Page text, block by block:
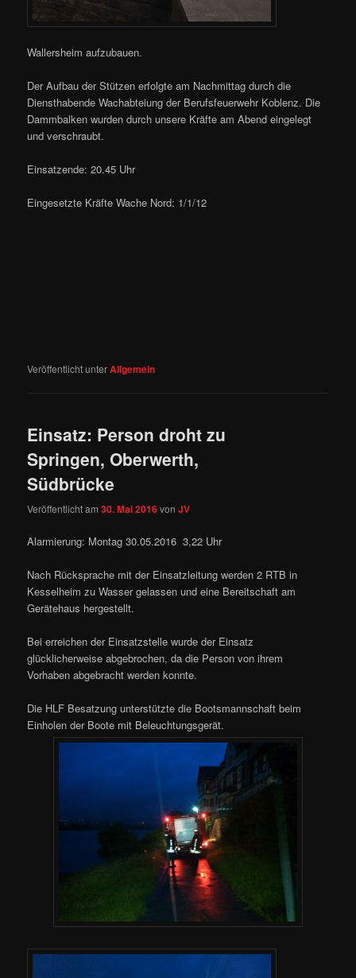
Wallersheim aufzubauen.
Der Aufbau der Stützen erfolgte am Nachmittag durch die
Diensthabende Wachabteiung der Berufsfeuerwehr Koblenz. Die
Dammbalken wurden durch unsere Kräfte am Abend eingelegt
und verschraubt.
Einsatzende: 20.45 Uhr
Eingesetzte Kräfte Wache Nord: 1/1/12
Veröffentlicht unterAllgemein
Einsatz: Person droht zu
Springen, Oberwerth,
Südbrücke
Veröffentlicht am30. Mai 2016vonJV
Alarmierung: Montag 30.05.2016 3,22 Uhr
Nach Rücksprache mit der Einsatzleitung werden 2 RTB in
Kesselheim zu Wasser gelassen und eine Bereitschaft am
Gerätehaus hergestellt.
Bei erreichen der Einsatzstelle wurde der Einsatz
glücklicherweise abgebrochen, da die Person von ihrem
Vorhaben abgebracht werden konnte.
Die HLF Besatzung unterstützte die Bootsmannschaft beim
Einholen der Boote mit Beleuchtungsgerät.